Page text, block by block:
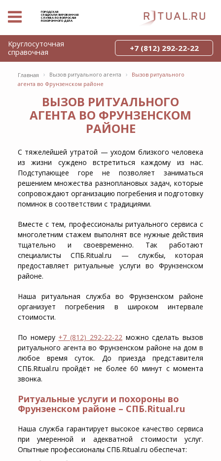
ГОРОДСКАЯ
СПЕЦИАЛИЗИРОВАННАЯ
СЛУЖБА ПО ВОПРОСАМ
ПОХОРОННОГО ДЕЛА
Главная › Вызов ритуального агента ›
Вызов ритуального
агента во Фрунзенском районе
ВЫЗОВ РИТУАЛЬНОГО
АГЕНТА ВО ФРУНЗЕНСКОМ
РАЙОНЕ
С тяжелейшей утратой — уходом близкого человека
из жизни суждено встретиться каждому из нас.
Подступающее горе не позволяет заниматься
решением множества разноплановых задач, которые
сопровождают организацию погребения и подготовку
поминок в соответствии с традициями.
Вместе с тем, профессионалы ритуального сервиса с
многолетним стажем выполнят все нужные действия
тщательно и своевременно. Так работают
специалисты СПБ.Ritual.ru — службы, которая
предоставляет ритуальные услуги во Фрунзенском
районе.
Наша ритуальная служба во Фрунзенском районе
организует погребения в широком интервале
стоимости.
По номеру +7 (812) 292-22-22 можно сделатьвызов
ритуального агента во Фрунзенском районе на дом в
любое время суток. До приезда представителя
СПБ.Ritual.ru пройдёт не более 60 минут с момента
звонка.
Ритуальные услуги и похороны во
Фрунзенском районе – СПБ.Ritual.ru
Наша служба гарантирует высокое качество сервиса
при умеренной и адекватной стоимости услуг.
Опытные профессионалы СПБ.Ritual.ru обеспечат:
Круглосуточная
справочная
+7 (812) 292-22-22